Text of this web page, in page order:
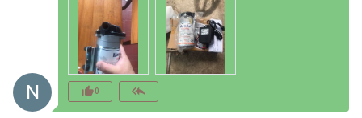
N thumb_up_alt0 reply_all